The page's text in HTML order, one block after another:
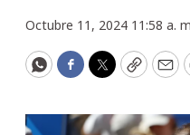
Octubre 11, 2024 11:58 a.
WhatsApp
Facebook
Twitter
Copy